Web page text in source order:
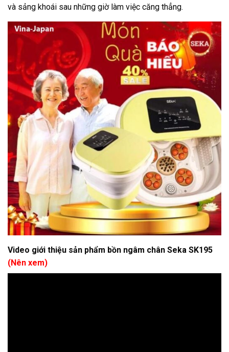
và sảng khoái sau những giờ làm việc căng thẳng.
Video giới thiệu sản phẩm bồn ngâm chân Seka SK195
(Nên xem)